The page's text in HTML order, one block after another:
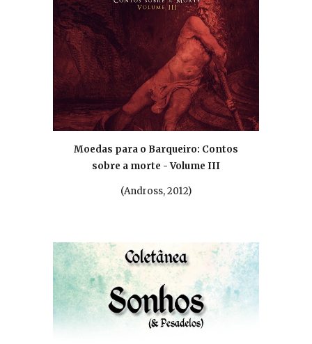
Moedas para o Barqueiro: Contos
sobre a morte - Volume III
(Andross, 2012)